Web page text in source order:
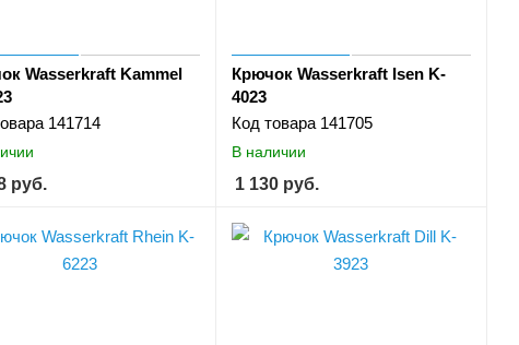
Wasserkraft Kammel
141714
руб.
Крючок Wasserkraft Isen K-
4023
Код товара 141705
В наличии
1 130руб.